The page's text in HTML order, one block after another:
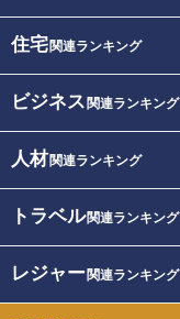
住宅関連ランキング
ビジネス 関連ランキング
人材関連ランキング
トラベル関連ランキング
レジャー関連ランキング